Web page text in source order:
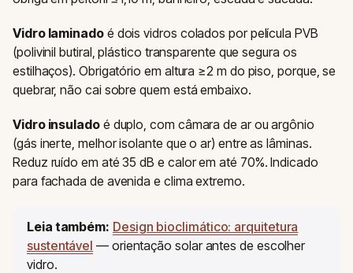
Vidro laminadoé dois vidros colados por película PVB
(polivinil butiral, plástico transparente que segura os
estilhaços). Obrigatório em altura ≥2 m do piso, porque, se
quebrar, não cai sobre quem está embaixo.
Vidro insuladoé duplo, com câmara de ar ou argônio
(gás inerte, melhor isolante que o ar) entre as lâminas.
Reduz ruído em até 35 dB e calor em até 70%. Indicado
para fachada de avenida e clima extremo.
Leia também: Design bioclimático: arquitetura
sustentável — orientação solar antes de escolher
vidro.